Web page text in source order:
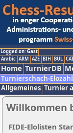
Logged on: Gast
Arabic ARM AZE BIH BUL CAT
Home TurnierDB
Turnierschach-Elozahl
Allgemeines Turnier
Willkommen
FIDE-Elolisten